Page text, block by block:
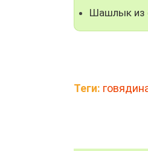
Шашлык из
Теги: